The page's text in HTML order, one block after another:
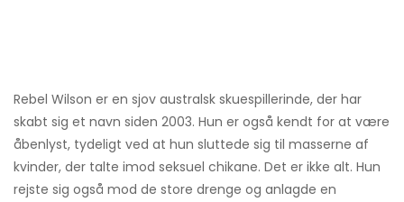
Rebel Wilson er en sjov australsk skuespillerinde, der har
skabt sig et navn siden 2003. Hun er også kendt for at være
åbenlyst, tydeligt ved at hun sluttede sig til masserne af
kvinder, der talte imod seksuel chikane. Det er ikke alt. Hun
rejste sig også mod de store drenge og anlagde en